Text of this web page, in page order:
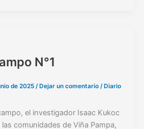
N°1
de 2025 / Dejar un comentario / Diario
el investigador Isaac Kukoc
comunidades de Viña Pampa,